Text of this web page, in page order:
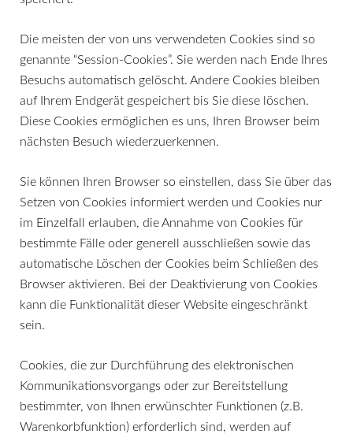
Die meisten der von uns verwendeten Cookies sind so
genannte “Session-Cookies”. Sie werden nach Ende Ihres
Besuchs automatisch gelöscht. Andere Cookies bleiben
auf Ihrem Endgerät gespeichert bis Sie diese löschen.
Diese Cookies ermöglichen es uns, Ihren Browser beim
nächsten Besuch wiederzuerkennen.
Sie können Ihren Browser so einstellen, dass Sie über das
Setzen von Cookies informiert werden und Cookies nur
im Einzelfall erlauben, die Annahme von Cookies für
bestimmte Fälle oder generell ausschließen sowie das
automatische Löschen der Cookies beim Schließen des
Browser aktivieren. Bei der Deaktivierung von Cookies
kann die Funktionalität dieser Website eingeschränkt
sein.
Cookies, die zur Durchführung des elektronischen
Kommunikationsvorgangs oder zur Bereitstellung
bestimmter, von Ihnen erwünschter Funktionen (z.B.
Warenkorbfunktion) erforderlich sind, werden auf